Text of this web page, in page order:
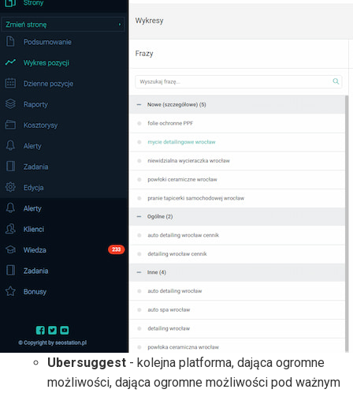
Ubersuggest - kolejna platforma, dająca ogromne
możliwości, dająca ogromne możliwości pod ważnym